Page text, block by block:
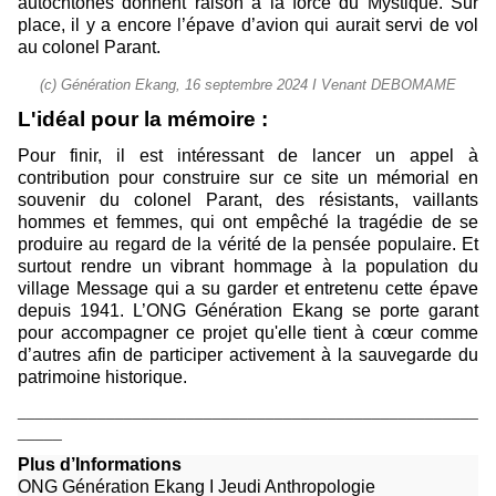
place, il y a encore l’épave d’avion qui aurait servi de vol
au colonel Parant.
(c) Génération Ekang, ‎16 ‎septembre ‎2024 I Venant DEBOMAME
L'idéal pour la mémoire :
Pour finir, il est intéressant de lancer un appel à
contribution pour construire sur ce site un mémorial en
souvenir du colonel Parant, des résistants, vaillants
hommes et femmes, qui ont empêché la tragédie de se
produire au regard de la vérité de la pensée populaire. Et
surtout rendre un vibrant hommage à la population du
village Message qui a su garder et entretenu cette épave
depuis 1941. L’ONG Génération Ekang se porte garant
pour accompagner ce projet qu'elle tient à cœur comme
d’autres afin de participer activement à la sauvegarde du
patrimoine historique.
Plus d’Informations
ONG Génération Ekang I Jeudi Anthropologie